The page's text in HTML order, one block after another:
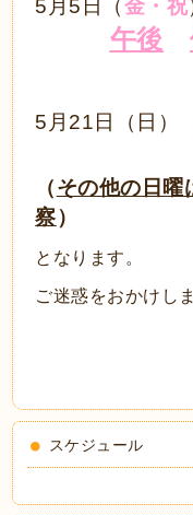
5月5日（金・祝
午後
5月21日（日）
（その他の日曜
察）
となります。
ご迷惑をおかけし
スケジュール